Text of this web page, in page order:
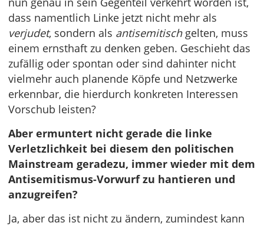
dass namentlich Linke jetzt nicht mehr als
verjudet, sondern als antisemitischgelten, muss
einem ernsthaft zu denken geben. Geschieht das
zufällig oder spontan oder sind dahinter nicht
vielmehr auch planende Köpfe und Netzwerke
erkennbar, die hierdurch konkreten Interessen
Vorschub leisten?
Aber ermuntert nicht gerade die linke
Verletzlichkeit bei diesem den politischen
Mainstream geradezu, immer wieder mit dem
Antisemitismus-Vorwurf zu hantieren und
anzugreifen?
Ja, aber das ist nicht zu ändern, zumindest kann